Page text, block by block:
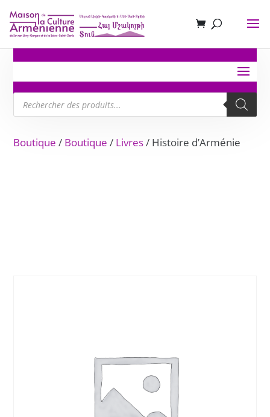
Recherche
de
produits
Boutique / Boutique / Livres/ Histoire d’Arménie